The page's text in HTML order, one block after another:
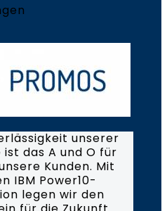
unserer
ist das A und O für
Kunden. Mit
IBM Power10-
legen wir den